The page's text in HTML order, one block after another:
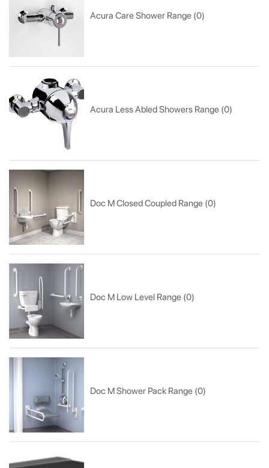
Acura Care Shower Range (0)
Acura Less Abled Showers Range (0)
Doc M Closed Coupled Range (0)
Doc M Low Level Range (0)
Doc M Shower Pack Range (0)